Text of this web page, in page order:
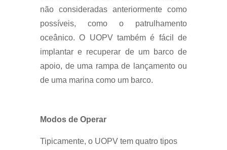
não consideradas anteriormente como
possíveis, como o patrulhamento
oceânico. O UOPV também é fácil de
implantar e recuperar de um barco de
apoio, de uma rampa de lançamento ou
de uma marina como um barco.
Modos de Operar
Tipicamente, o UOPV tem quatro tipos